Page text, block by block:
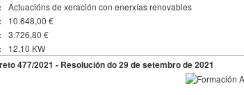
Actuacións de xeración con enerxías renovables
10.648,00 €
3.726,80 €
12,10 KW
477/2021 - Resolución do 29 de setembro de 2021